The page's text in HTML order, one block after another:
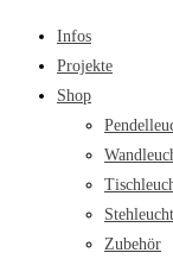
Infos
Projekte
Shop
Zubehör